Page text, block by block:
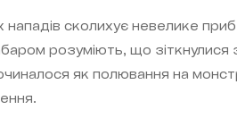
нападів сколихує невелике
розуміють, що
як полювання на